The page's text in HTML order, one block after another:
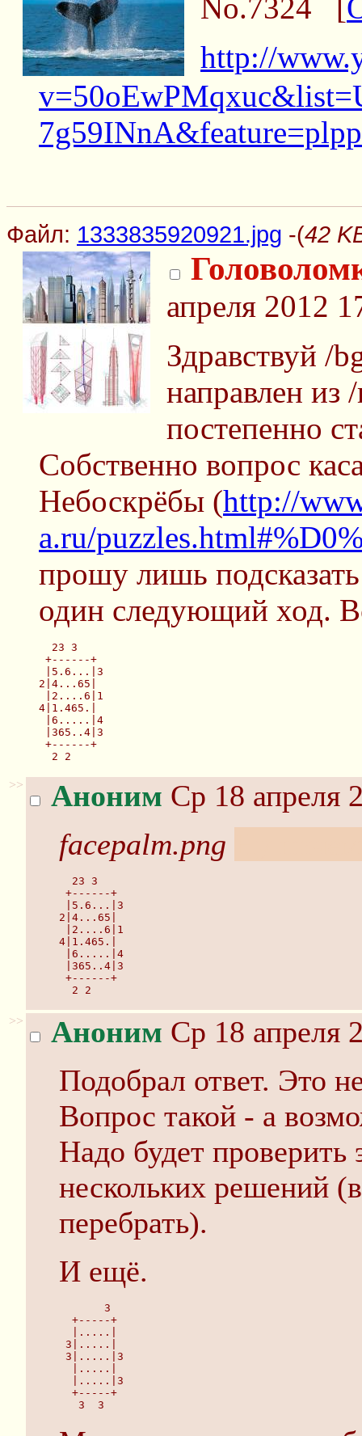
No.7324 [
http://
Файл: 1333835920921.jpg -(42
апреля 2012
Здравствуй /
направлен из
постепенно
Собственно вопрос
Небоскрёбы (http://
a.ru/
прошу лишь
один следующий ход.
  23 3
+------+
|5.6...|3
2|4...65|
|2....6|1
4|1.465.|
|6.....|4
|365..4|3
+------+
  2 2
>> Аноним Ср 18 апреля
facepalm.png
  23 3
+------+
|5.6...|3
2|4...65|
|2....6|1
4|1.465.|
|6.....|4
|365..4|3
+------+
  2 2
>> Аноним Ср 18 апреля
Подобрал ответ. Это
Вопрос такой - а
Надо будет проверить
нескольких решений
перебрать).
И ещё.
       3
  +-----+
  |.....|
3|.....|
3|.....|3
  |.....|
  |.....|3
  +-----+
   3  3